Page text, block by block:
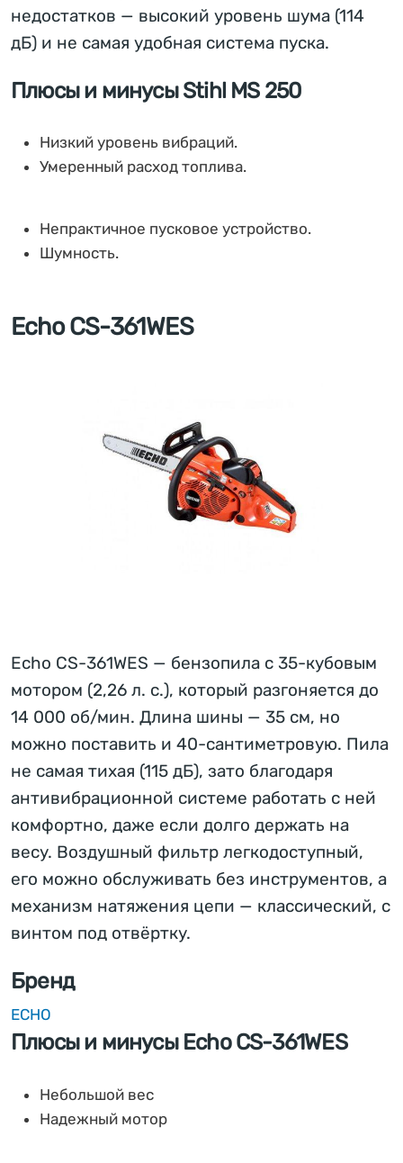
недостатков — высокий уровень шума (114
дБ) и не самая удобная система пуска.
Плюсы и минусы Stihl MS 250
Низкий уровень вибраций.
Умеренный расход топлива.
Непрактичное пусковое устройство.
Шумность.
Echo CS-361WES
Echo CS-361WES — бензопила с 35-кубовым
мотором (2,26 л. с.), который разгоняется до
14 000 об/мин. Длина шины — 35 см, но
можно поставить и 40-сантиметровую. Пила
не самая тихая (115 дБ), зато благодаря
антивибрационной системе работать с ней
комфортно, даже если долго держать на
весу. Воздушный фильтр легкодоступный,
его можно обслуживать без инструментов, а
механизм натяжения цепи — классический, с
винтом под отвёртку.
Бренд
ECHO
Плюсы и минусы Echo CS-361WES
Небольшой вес
Надежный мотор